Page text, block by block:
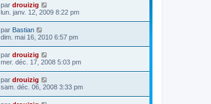
par drouizig
lun. janv. 12, 2009 8:22 pm
par Bastian
dim. mai 16, 2010 6:57 pm
par drouizig
mer. déc. 17, 2008 5:03 pm
par drouizig
sam. déc. 06, 2008 3:33 pm